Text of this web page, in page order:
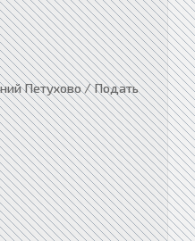
Петухово / Подать